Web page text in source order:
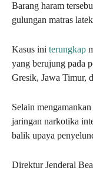
Barang haram
gulungan matras
Kasus ini terungkap
yang berujung pada
Gresik, Jawa Timur,
Selain mengamankan
jaringan narkotika
balik upaya
Direktur Jenderal